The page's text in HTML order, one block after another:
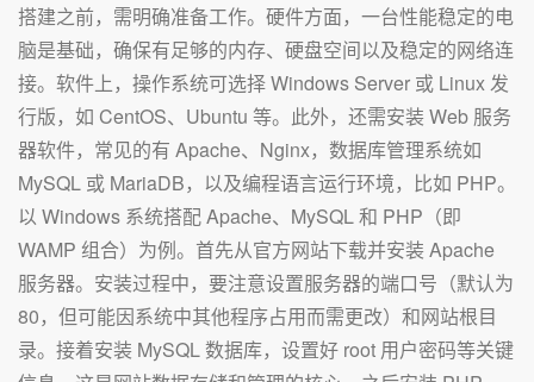
搭建之前，需明确准备工作。硬件方面，一台性能稳定的电
脑是基础，确保有足够的内存、硬盘空间以及稳定的网络连
接。软件上，操作系统可选择 Windows Server 或 Linux 发
行版，如 CentOS、Ubuntu 等。此外，还需安装 Web 服务
器软件，常见的有 Apache、Nginx，数据库管理系统如
MySQL 或 MariaDB，以及编程语言运行环境，比如 PHP。
以 Windows 系统搭配 Apache、MySQL 和 PHP（即
WAMP 组合）为例。首先从官方网站下载并安装 Apache
服务器。安装过程中，要注意设置服务器的端口号（默认为
80，但可能因系统中其他程序占用而需更改）和网站根目
录。接着安装 MySQL 数据库，设置好 root 用户密码等关键